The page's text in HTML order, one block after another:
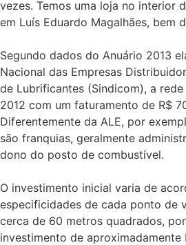
vezes. Temos uma loja no interior
em Luís Eduardo Magalhães, bem
Segundo dados do Anuário 2013
Nacional das Empresas
de Lubrificantes (Sindicom), a rede
2012 com um faturamento de R$
Diferentemente da ALE, por
são franquias, geralmente
dono do posto de combustível.
O investimento inicial varia de
especificidades de cada ponto de
cerca de 60 metros quadrados,
investimento de aproximadamente